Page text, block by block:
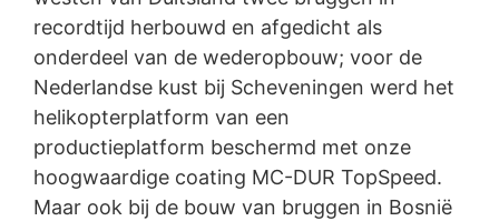
recordtijd herbouwd en afgedicht als
onderdeel van de wederopbouw; voor de
Nederlandse kust bij Scheveningen werd het
helikopterplatform van een
productieplatform beschermd met onze
hoogwaardige coating MC-DUR TopSpeed.
Maar ook bij de bouw van bruggen in Bosnië